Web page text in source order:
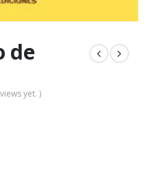
de
yet. )